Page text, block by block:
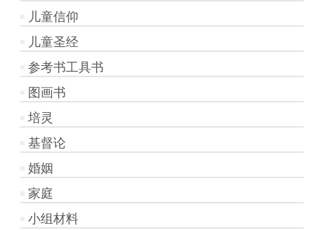
儿童信仰
儿童圣经
参考书工具书
图画书
培灵
基督论
婚姻
家庭
小组材料